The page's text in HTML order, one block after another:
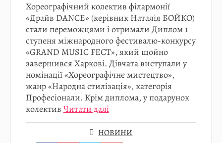
Хореографічний колектив філармонії
«Драйв DANCE» (керівник Наталія БОЙКО)
стали переможцями і отримали Диплом 1
ступеня міжнародного фестивалю-конкурсу
«GRAND MUSIC FECT», який щойно
завершився Харкові. Дівчата виступали у
номінації «Хореографічне мистецтво»,
жанр «Народна стилізація», категорія
Професіонали. Крім диплома, у подарунок
колектив Читати далі
НОВИНИ